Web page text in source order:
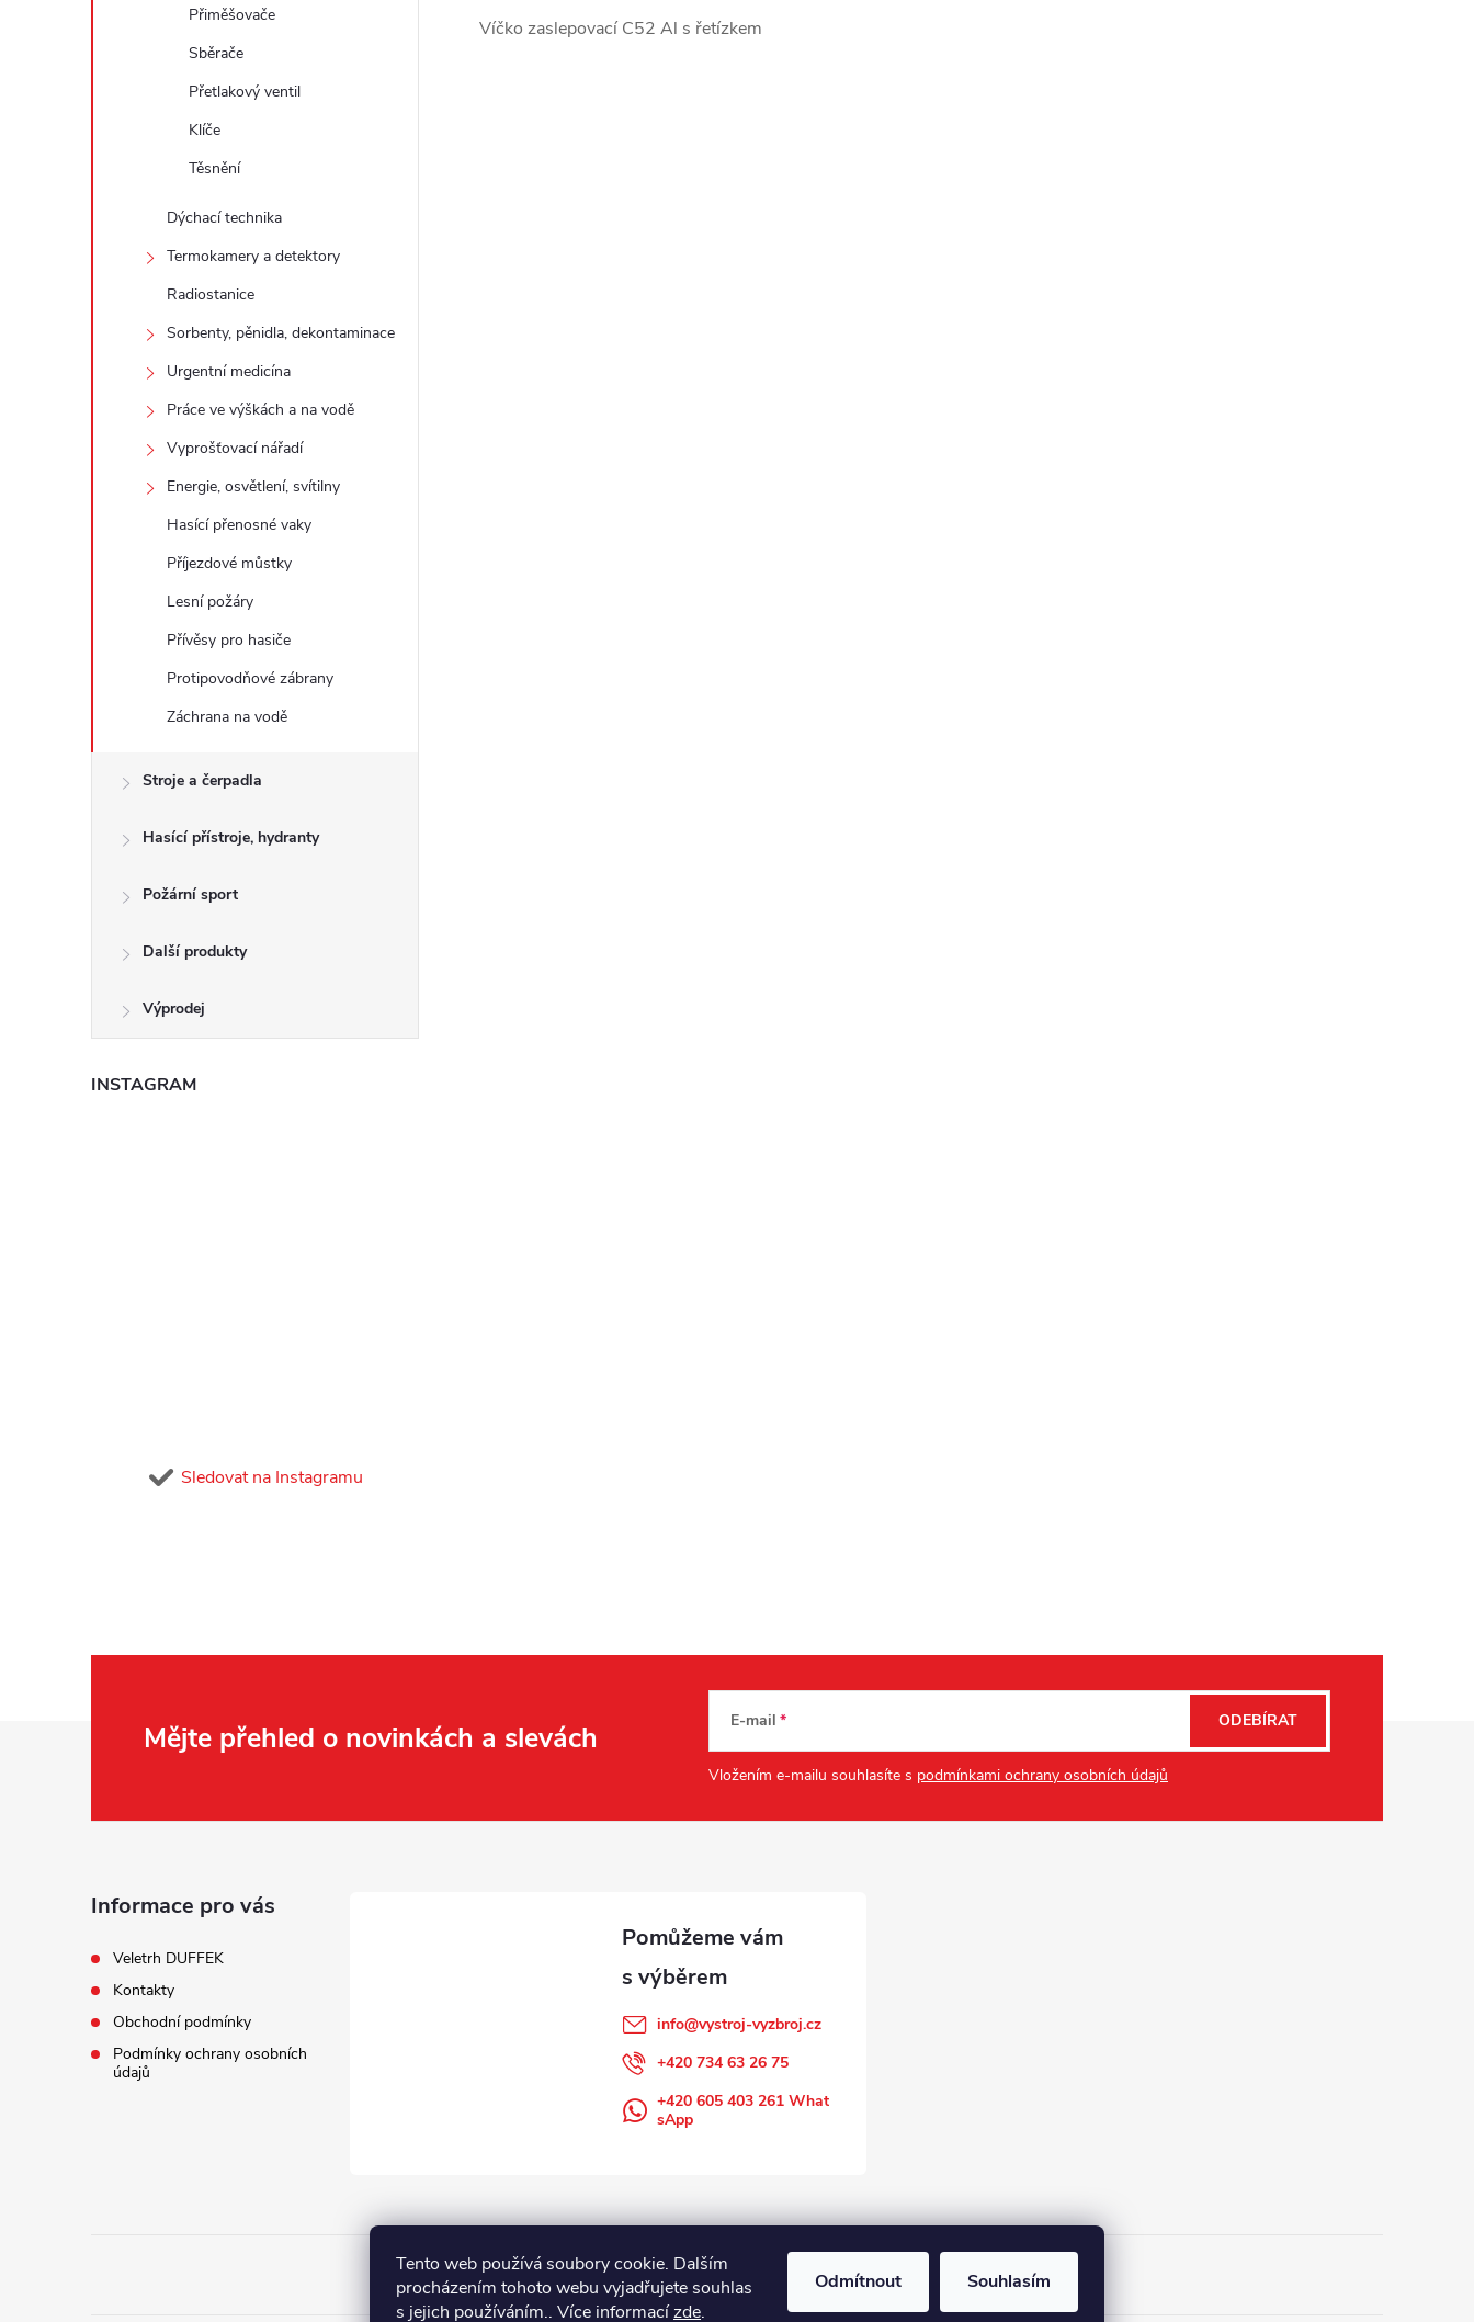
Tento web používá soubory cookie. Dalším
procházením tohoto webu vyjadřujete souhlas
s jejich používáním.. Více informacízde.
Odmítnout Souhlasím
Přiměšovače
Sběrače
Přetlakový ventil
Klíče
Těsnění
Dýchací technika
Termokamery a detektory
Radiostanice
Sorbenty, pěnidla, dekontaminace
Urgentní medicína
Práce ve výškách a na vodě
Vyprošťovací nářadí
Energie, osvětlení, svítilny
Hasící přenosné vaky
Příjezdové můstky
Lesní požáry
Přívěsy pro hasiče
Protipovodňové zábrany
Záchrana na vodě
Stroje a čerpadla
Hasící přístroje, hydranty
Požární sport
Další produkty
Výprodej
INSTAGRAM
Sledovat na Instagramu
Víčko zaslepovací C52 Al s řetízkem
Mějte přehled o novinkách a slevách E-mail
Vložením e-mailu souhlasíte s podmínkami ochrany osobních údajů
ODEBÍRAT
Informace pro vás
Veletrh DUFFEK
Kontakty
Obchodní podmínky
Podmínky ochrany osobních
údajů
info@vystroj-vyzbroj.cz
+420 734 63 26 75
+420 605 403 261 What
sApp